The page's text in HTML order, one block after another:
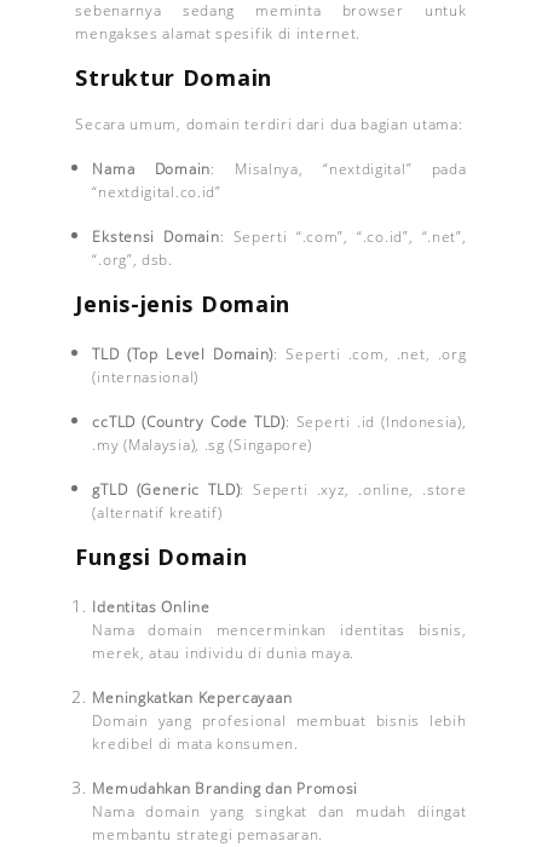
sebenarnya sedang meminta browser untuk
mengakses alamat spesifik di internet.
Struktur Domain
Secara umum, domain terdiri dari dua bagian utama:
Nama Domain: Misalnya, “nextdigital” pada
“nextdigital.co.id”
Ekstensi Domain: Seperti “.com”, “.co.id”, “.net”,
“.org”, dsb.
Jenis-jenis Domain
TLD (Top Level Domain): Seperti .com, .net, .org
(internasional)
ccTLD (Country Code TLD): Seperti .id (Indonesia),
.my (Malaysia), .sg (Singapore)
gTLD (Generic TLD): Seperti .xyz, .online, .store
(alternatif kreatif)
Fungsi Domain
Identitas Online
Nama domain mencerminkan identitas bisnis,
merek, atau individu di dunia maya.
Meningkatkan Kepercayaan
Domain yang profesional membuat bisnis lebih
kredibel di mata konsumen.
Memudahkan Branding dan Promosi
Nama domain yang singkat dan mudah diingat
membantu strategi pemasaran.